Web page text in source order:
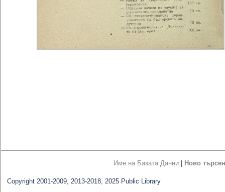
Име на Базата Данни Ново
Copyright 2001-2009, 2013-2018, 2025 Public Library